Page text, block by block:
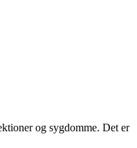
og sygdomme. Det er